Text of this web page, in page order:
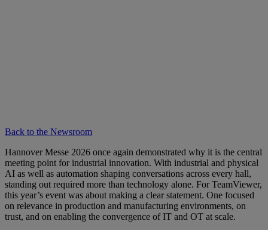
Back to the Newsroom
Hannover Messe 2026 once again demonstrated why it is the central
meeting point for industrial innovation. With industrial and physical
AI as well as automation shaping conversations across every hall,
standing out required more than technology alone. For TeamViewer,
this year’s event was about making a clear statement. One focused
on relevance in production and manufacturing environments, on
trust, and on enabling the convergence of IT and OT at scale.